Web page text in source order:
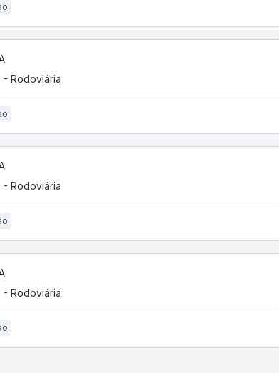
- Rodoviária
- Rodoviária
- Rodoviária